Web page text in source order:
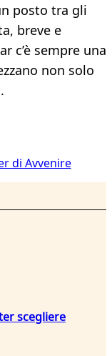
posto tra gli
breve e
c’è sempre una
non solo
di Avvenire
scegliere